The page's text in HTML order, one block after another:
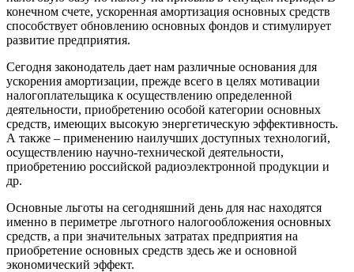
конечном счете, ускоренная амортизация основных средств
способствует обновлению основных фондов и стимулирует
развитие предприятия.
Сегодня законодатель дает нам различные основания для
ускорения амортизации, прежде всего в целях мотивации
налогоплательщика к осуществлению определенной
деятельности, приобретению особой категории основных
средств, имеющих высокую энергетическую эффективность.
А также – применению наилучших доступных технологий,
осуществлению научно-технической деятельности,
приобретению российской радиоэлектронной продукции и
др.
Основные льготы на сегодняшний день для нас находятся
именно в периметре льготного налогообложения основных
средств, а при значительных затратах предприятия на
приобретение основных средств здесь же и основной
экономический эффект.